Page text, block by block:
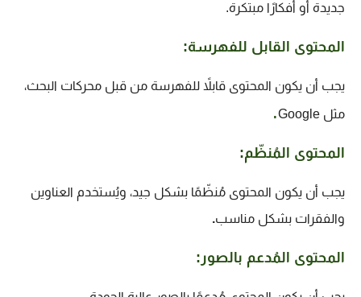
جديدة أو أفكارًا مبتكرة.
المحتوى القابل للفهرسة:
يجب أن يكون المحتوى قابلاً للفهرسة من قبل محركات البحث،
مثل Google .
المحتوى المُنظّم:
يجب أن يكون المحتوى مُنظّمًا بشكل جيد، ويُستخدم العناوين
والفقرات بشكل مناسب.
المحتوى المُدعم بالصور: